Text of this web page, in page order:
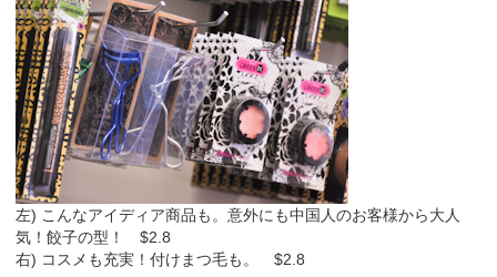
左) こんなアイディア商品も。意外にも中国人のお客様から大人
気！餃子の型！ $2.8
右) コスメも充実！付けまつ毛も。 $2.8